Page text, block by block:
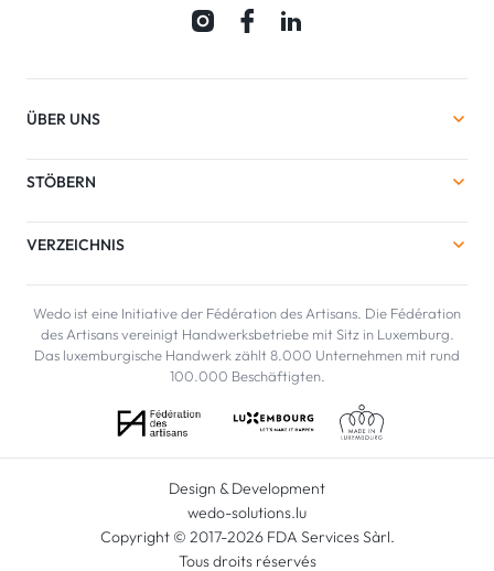
ÜBER UNS
STÖBERN
VERZEICHNIS
Wedo ist eine Initiative der Fédération des Artisans. Die Fédération
des Artisans vereinigt Handwerksbetriebe mit Sitz in Luxemburg.
Das luxemburgische Handwerk zählt 8.000 Unternehmen mit rund
100.000 Beschäftigten.
Design & Development
wedo-solutions.lu
Copyright © 2017-2026 FDA Services Sàrl.
Tous droits réservés